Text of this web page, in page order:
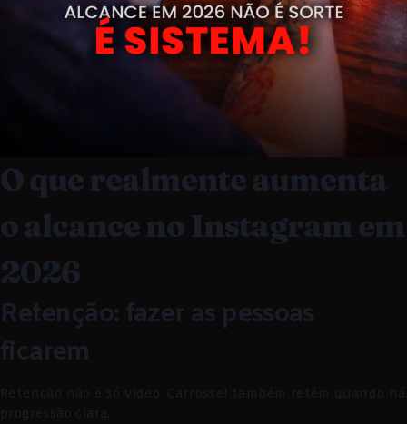
O que realmente aumenta
o alcance no Instagram em
2026
Retenção: fazer as pessoas
ficarem
Retenção não é só vídeo. Carrossel também retém quando há
progressão clara.